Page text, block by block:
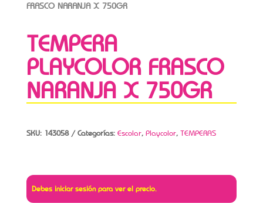
FRASCO NARANJA X 750GR
TEMPERA
PLAYCOLOR FRASCO
NARANJA X 750GR
SKU: 143058 Categorías: Escolar, Playcolor, TEMPERAS
Debes iniciar sesión para ver el precio.